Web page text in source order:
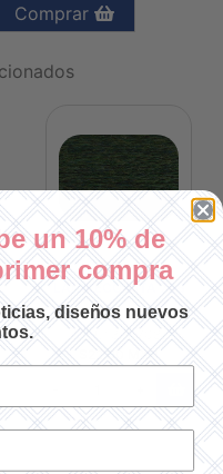
Comprar
LANA ECO VITA 708
SKU: 360708
$22.00 MXN
un 10% de
compra
diseños nuevos